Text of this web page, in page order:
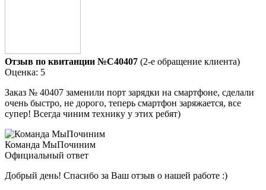
Отзыв по квитанции №C40407 (2-е обращение клиента)
Оценка: 5
Заказ № 40407 заменили порт зарядки на смартфоне, сделали
очень быстро, не дорого, теперь смартфон заряжается, все
супер! Всегда чиним технику у этих ребят)
Команда МыПочиним
Официальный ответ
Добрый день! Спасибо за Ваш отзыв о нашей работе :)